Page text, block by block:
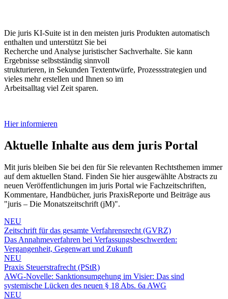
Die juris KI-Suite ist in den meisten juris Produkten automatisch
enthalten und unterstützt Sie bei
Recherche und Analyse juristischer Sachverhalte. Sie kann
Ergebnisse selbstständig sinnvoll
strukturieren, in Sekunden Textentwürfe, Prozessstrategien und
vieles mehr erstellen und Ihnen so im
Arbeitsalltag viel Zeit sparen.
Hier informieren
Aktuelle Inhalte aus dem juris Portal
Mit juris bleiben Sie bei den für Sie relevanten Rechtsthemen immer
auf dem aktuellen Stand. Finden Sie hier ausgewählte Abstracts zu
neuen Veröffentlichungen im juris Portal wie Fachzeitschriften,
Kommentare, Handbücher, juris PraxisReporte und Beiträge aus
"juris – Die Monatszeitschrift (jM)".
NEU
Zeitschrift für das gesamte Verfahrensrecht (GVRZ)
Das Annahmeverfahren bei Verfassungsbeschwerden:
Vergangenheit, Gegenwart und Zukunft
NEU
Praxis Steuerstrafrecht (PStR)
AWG-Novelle: Sanktionsumgehung im Visier: Das sind
systemische Lücken des neuen § 18 Abs. 6a AWG
NEU